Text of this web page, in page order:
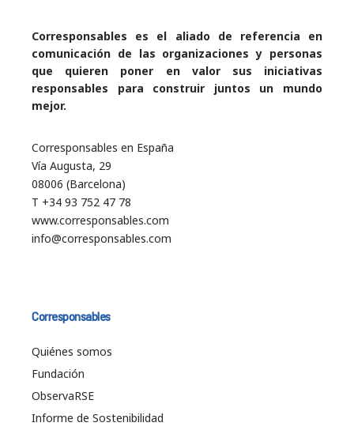
Corresponsables es el aliado de referencia en
comunicación de las organizaciones y personas
que quieren poner en valor sus iniciativas
responsables para construir juntos un mundo
mejor.
Corresponsables en España
Vía Augusta, 29
08006 (Barcelona)
T +34 93 752 47 78
www.corresponsables.com
info@corresponsables.com
Corresponsables
Quiénes somos
Fundación
ObservaRSE
Informe de Sostenibilidad